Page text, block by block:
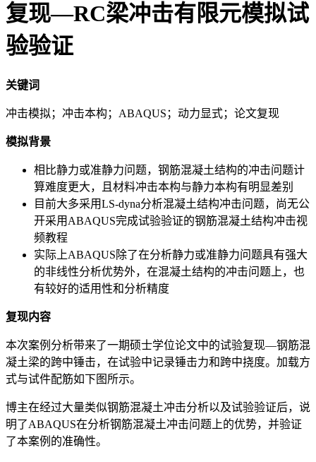
复现—RC梁冲击有限元模拟试
验验证
关键词
冲击模拟；冲击本构；ABAQUS；动力显式；论文复现
模拟背景
相比静力或准静力问题，钢筋混凝土结构的冲击问题计
算难度更大，且材料冲击本构与静力本构有明显差别
目前大多采用LS-dyna分析混凝土结构冲击问题，尚无公
开采用ABAQUS完成试验验证的钢筋混凝土结构冲击视
频教程
实际上ABAQUS除了在分析静力或准静力问题具有强大
的非线性分析优势外，在混凝土结构的冲击问题上，也
有较好的适用性和分析精度
复现内容
本次案例分析带来了一期硕士学位论文中的试验复现—钢筋混
凝土梁的跨中锤击，在试验中记录锤击力和跨中挠度。加载方
式与试件配筋如下图所示。
博主在经过大量类似钢筋混凝土冲击分析以及试验验证后，说
明了ABAQUS在分析钢筋混凝土冲击问题上的优势，并验证
了本案例的准确性。